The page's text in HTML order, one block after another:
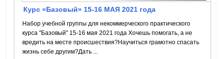
Курс «Базовый» 15-16 МАЯ 2021 года
Набор учебной группы для некоммерческого практического
курса "Базовый" 15-16 мая 2021 года Хочешь помогать, а не
вредить на месте происшествия?Научиться грамотно спасать
жизнь себе другим?Дать ...